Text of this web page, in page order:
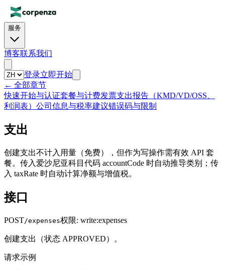
服务
博客联系我们
登录立即开始
← 全部章节
快速开始与认证套餐与计费发票支出报告（KMD/VD/OSS、
利润表） 公司信息与税率建议错误码与限制
支出
创建支出不计入用量（免费），但作为写操作需有效 API 套
餐。传入爱沙尼亚科目代码 accountCode 时自动推导类别；传
入 taxRate 时自动计算净额与增值税。
接口
POST/expenses权限: write:expenses
创建支出（状态 APPROVED）。
请求示例